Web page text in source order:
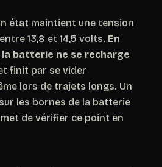
état maintient une tension
13,8 et 14,5 volts. En
la batterie ne se recharge
finit par se vider
lors de trajets longs. Un
les bornes de la batterie
de vérifier ce point en